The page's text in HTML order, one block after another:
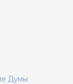
Думы